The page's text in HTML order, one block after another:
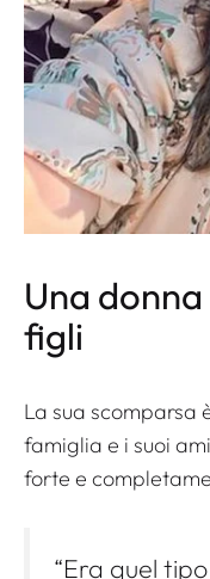
Una
figli
La sua scomparsa
famiglia e i suoi
forte e
“Era quel